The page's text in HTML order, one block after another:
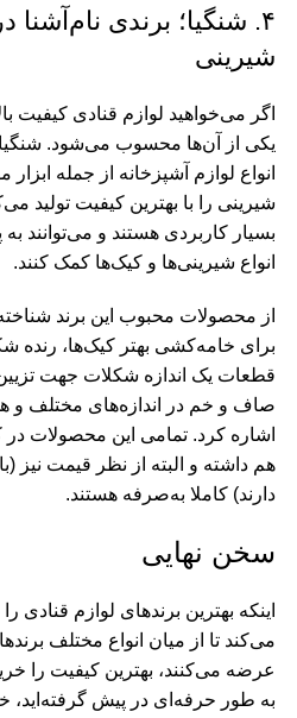
۴. شنگیا؛ برندی
شیرینی
اگر می‌خواهید لوازم قنادی کیفیت
یکی از آن‌ها محسوب می‌شود.
انواع لوازم آشپزخانه از جمله
شیرینی را با بهترین کیفیت تولید
بسیار کاربردی هستند و می‌توانند
انواع شیرینی‌ها و کیک‌ها کمک کنند.
از محصولات محبوب این برند
برای خامه‌کشی بهتر کیک‌ها، رنده
قطعات یک اندازه شکلات جهت
صاف و خم در اندازه‌های مختلف و
اشاره کرد. تمامی این محصولات در
هم داشته و البته از نظر قیمت نیز
دارند) کاملا به‌صرفه هستند.
سخن نهایی
اینکه بهترین برندهای لوازم قنادی
می‌کند تا از میان انواع مختلف
عرضه می‌کنند، بهترین کیفیت را
به طور حرفه‌ای در پیش گرفته‌اید،